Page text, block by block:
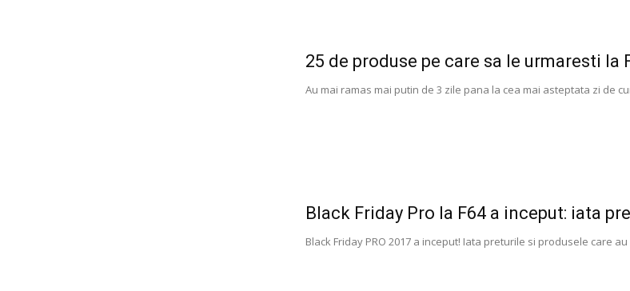
25 de produse pe care sa le urmaresti la
Au mai ramas mai putin de 3 zile pana la cea mai asteptata zi de
Black Friday Pro la F64 a inceput: iata
Black Friday PRO 2017 a inceput! Iata preturile si produsele care